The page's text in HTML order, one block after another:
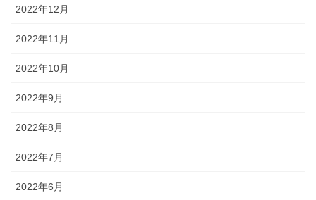
2022年12月
2022年11月
2022年10月
2022年9月
2022年8月
2022年7月
2022年6月